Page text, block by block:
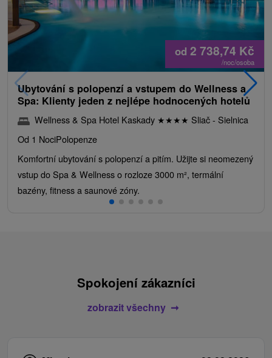
od 2 738,74 Kč
/noc/osoba
Ubytování s polopenzí a vstupem do Wellness a
Spa: Klienty jeden z nejlépe hodnocených hotelů
Wellness & Spa Hotel Kaskady ★★★★ Sliač - Sielnica
Od 1 NociPolopenze
Komfortní ubytování s polopenzí a pitím. Užijte si neomezený
vstup do Spa & Wellness o rozloze 3000 m², termální
bazény, fitness a saunové zóny.
Spokojení zákazníci
zobrazit všechny